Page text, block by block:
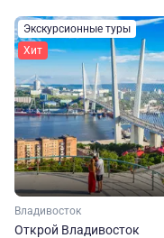
Экскурсионные туры
Хит
Владивосток
Открой Владивосток